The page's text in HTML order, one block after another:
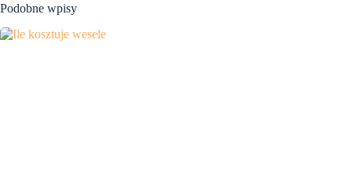
Podobne wpisy